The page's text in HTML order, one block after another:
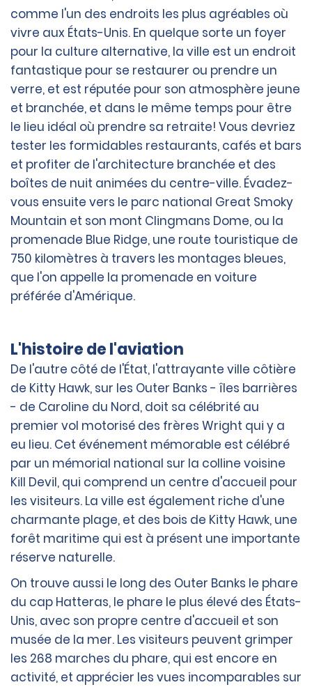
comme l'un des endroits les plus agréables où
vivre aux États-Unis. En quelque sorte un foyer
pour la culture alternative, la ville est un endroit
fantastique pour se restaurer ou prendre un
verre, et est réputée pour son atmosphère jeune
et branchée, et dans le même temps pour être
le lieu idéal où prendre sa retraite! Vous devriez
tester les formidables restaurants, cafés et bars
et profiter de l'architecture branchée et des
boîtes de nuit animées du centre-ville. Évadez-
vous ensuite vers le parc national Great Smoky
Mountain et son mont Clingmans Dome, ou la
promenade Blue Ridge, une route touristique de
750 kilomètres à travers les montages bleues,
que l'on appelle la promenade en voiture
préférée d'Amérique.
L'histoire de l'aviation
De l'autre côté de l'État, l'attrayante ville côtière
de Kitty Hawk, sur les Outer Banks - îles barrières
- de Caroline du Nord, doit sa célébrité au
premier vol motorisé des frères Wright qui y a
eu lieu. Cet événement mémorable est célébré
par un mémorial national sur la colline voisine
Kill Devil, qui comprend un centre d'accueil pour
les visiteurs. La ville est également riche d'une
charmante plage, et des bois de Kitty Hawk, une
forêt maritime qui est à présent une importante
réserve naturelle.
On trouve aussi le long des Outer Banks le phare
du cap Hatteras, le phare le plus élevé des États-
Unis, avec son propre centre d'accueil et son
musée de la mer. Les visiteurs peuvent grimper
les 268 marches du phare, qui est encore en
activité, et apprécier les vues incomparables sur